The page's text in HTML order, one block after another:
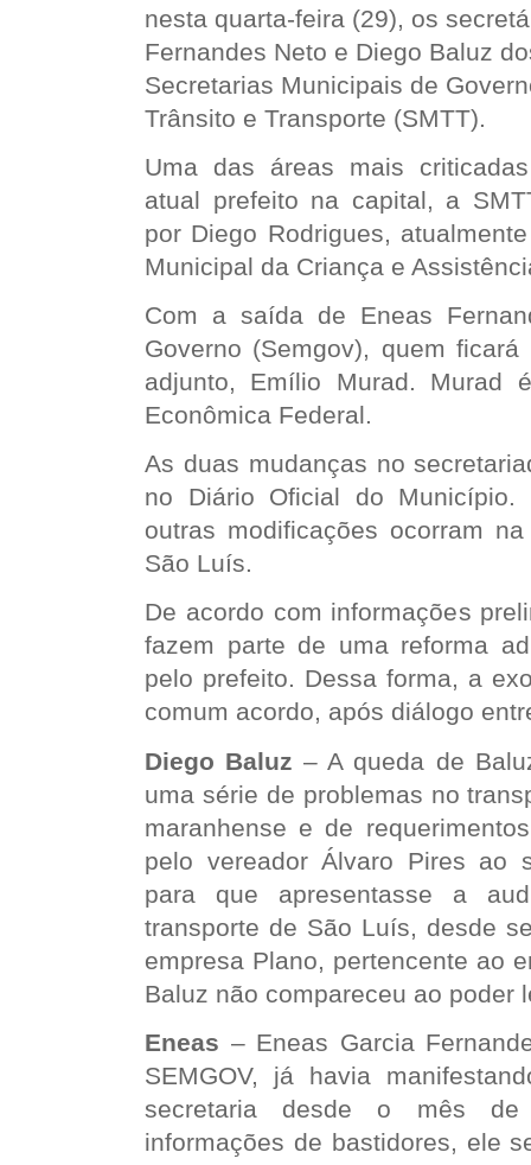
nesta quarta-feira (29), os
Fernandes Neto e Diego Baluz
Secretarias Municipais de
Trânsito e Transporte (SMTT).
Uma das áreas mais
atual prefeito na capital, a
por Diego Rodrigues,
Municipal da Criança e
Com a saída de Eneas
Governo (Semgov), quem
adjunto, Emílio Murad. Murad
Econômica Federal.
As duas mudanças no
no Diário Oficial do
outras modificações ocorram
São Luís.
De acordo com informações
fazem parte de uma reforma
pelo prefeito. Dessa forma, a
comum acordo, após diálogo
Diego Baluz – A queda de
uma série de problemas no
maranhense e de
pelo vereador Álvaro Pires ao
para que apresentasse a
transporte de São Luís, desde
empresa Plano, pertencente ao
Baluz não compareceu ao poder
Eneas – Eneas Garcia
SEMGOV, já havia
secretaria desde o mês de
informações de bastidores, ele